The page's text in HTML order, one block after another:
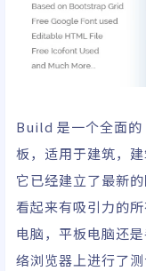
Build 是一个全面的
板，适用于建筑，
它已经建立了最新
看起来有吸引力的
电脑，平板电脑还
络浏览器上进行了